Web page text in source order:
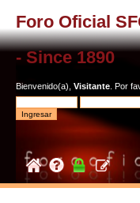
Foro Oficial
- Since 1890
Bienvenido(a), Visitante . Por